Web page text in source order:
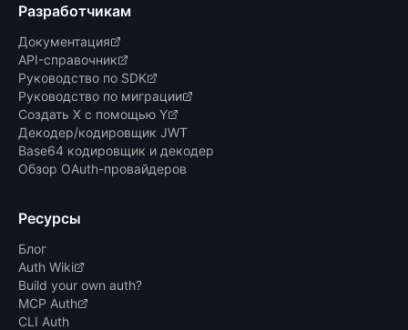
Разработчикам
Документация
API-справочник
Руководство по SDK
Руководство по миграции
Создать X с помощью Y
Декодер/кодировщик JWT
Base64 кодировщик и декодер
Обзор OAuth-провайдеров
Ресурсы
Блог
Auth Wiki
Build your own auth?
MCP Auth
CLI Auth